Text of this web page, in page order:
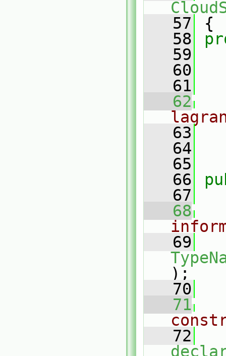
   57
{
   58
   59
   60
   61
   62
   63
   64
   65
   66
   67
   68
   69
);
   70
   71
   72